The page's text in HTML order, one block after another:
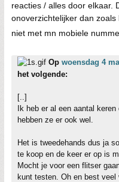
reacties / alles door elkaar.
onoverzichtelijker dan
niet met mn mobiele
Op woensdag 4
het volgende:
[..]
Ik heb er al een aantal
hebben ze er ook wel.
Het is tweedehands dus ja
te koop en de keer er op is
Mocht je voor een flitser
kunt testen. Oh en best